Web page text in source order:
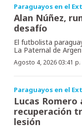
Paraguayos en el
Alan Núñez,
desafío
El futbolista
La Paternal de
Agosto 4, 2026 03:41 p.
Paraguayos en el
Lucas Romero
recuperación
lesión